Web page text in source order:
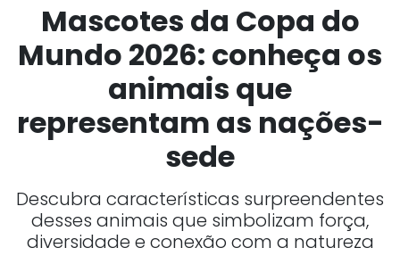
Mascotes da Copa do
Mundo 2026: conheça os
animais que
representam as nações-
sede
Descubra características surpreendentes
desses animais que simbolizam força,
diversidade e conexão com a natureza